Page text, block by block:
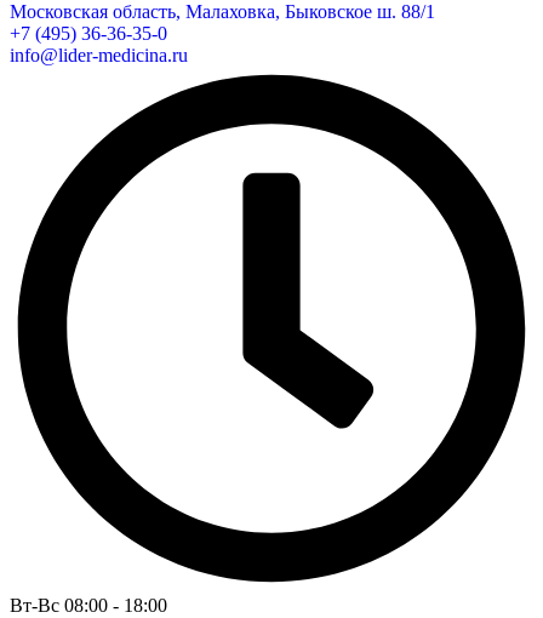
Московская область, Малаховка, Быковское ш. 88/1
+7 (495) 36-36-35-0
info@lider-medicina.ru
Вт-Вс 08:00 - 18:00